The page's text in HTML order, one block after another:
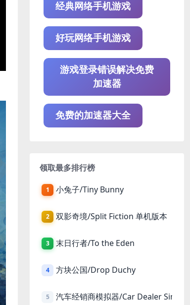
经典网络手机游戏
好玩网络手机游戏
游戏登录错误解决免费
加速器
免费的加速器大全
领取最多排行榜
1 小兔子/Tiny Bunny
2 双影奇境/Split Fiction 单机版本
3 末日行者/To the Eden
4 方块公国/Drop Duchy
5 汽车经销商模拟器/Car Dealer